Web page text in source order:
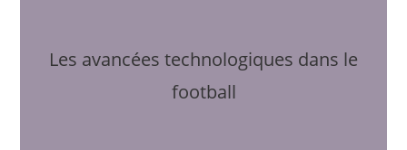
Les avancées technologiques dans le
football